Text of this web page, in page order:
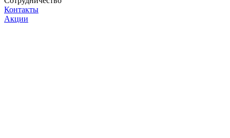
Контакты
Акции